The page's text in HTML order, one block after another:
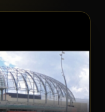
CONTACT PROD